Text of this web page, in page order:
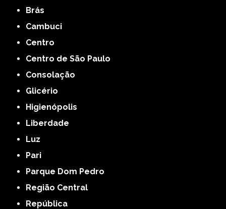
Brás
Cambuci
Centro
Centro de São Paulo
Consolação
Glicério
Higienópolis
Liberdade
Luz
Pari
Parque Dom Pedro
Região Central
República